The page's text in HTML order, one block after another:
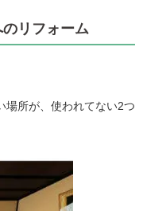
リフォーム
場所が、使われてない2つ